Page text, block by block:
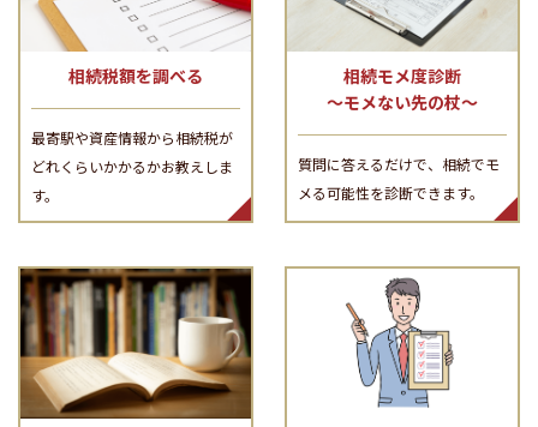
相続税額を調べる
最寄駅や資産情報から相続税が
どれくらいかかるかお教えしま
す。
相続モメ度診断
～モメない先の杖～
質問に答えるだけで、相続でモ
メる可能性を診断できます。